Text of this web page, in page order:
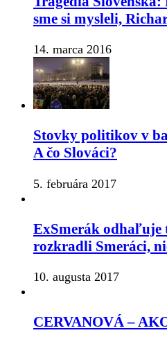
sme si mysleli,
14. marca 2016
Stovky politikov v
A čo Slováci?
5. februára 2017
ExSmerák
rozkradli Smeráci,
10. augusta 2017
CERVANOVÁ –